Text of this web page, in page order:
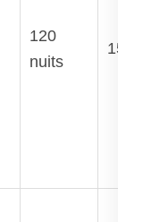
120
nuits
15